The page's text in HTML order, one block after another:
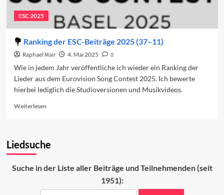
ESC 2025
Ranking der ESC-Beiträge 2025 (37–11)
Raphael Mair 4. Mai 2025
0
Wie in jedem Jahr veröffentliche ich wieder ein Ranking der
Lieder aus dem Eurovision Song Contest 2025. Ich bewerte
hierbei lediglich die Studioversionen und Musikvideos.
WeiterlesenRead
der
2025
11)
Liedsuche
Suche in der Liste aller Beiträge und Teilnehmenden (seit
1951):